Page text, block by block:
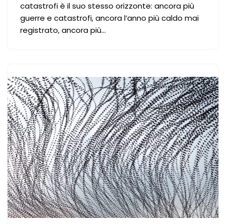
catastrofi è il suo stesso orizzonte: ancora più
guerre e catastrofi, ancora l’anno più caldo mai
registrato, ancora più…